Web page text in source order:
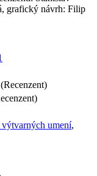
grafický návrh: Filip
(Recenzent)
umení,